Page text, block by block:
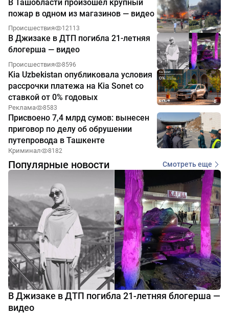
В Ташобласти произошёл крупный
пожар в одном из магазинов — видео
Происшествия 12113
В Джизаке в ДТП погибла 21-летняя
блогерша — видео
Происшествия 8596
Kia Uzbekistan опубликовала условия
рассрочки платежа на Kia Sonet со
ставкой от 0% годовых
Реклама 8583
Присвоено 7,4 млрд сумов: вынесен
приговор по делу об обрушении
путепровода в Ташкенте
Криминал 8182
Популярные новости Смотреть еще
В Джизаке в ДТП погибла 21-летняя блогерша —
видео